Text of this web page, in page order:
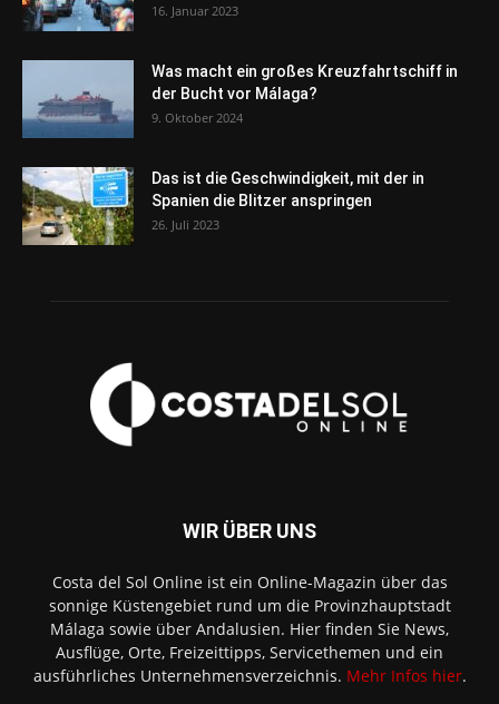
16. Januar 2023
Was macht ein großes Kreuzfahrtschiff in
der Bucht vor Málaga?
9. Oktober 2024
Das ist die Geschwindigkeit, mit der in
Spanien die Blitzer anspringen
26. Juli 2023
WIR ÜBER UNS
Costa del Sol Online ist ein Online-Magazin über das
sonnige Küstengebiet rund um die Provinzhauptstadt
Málaga sowie über Andalusien. Hier finden Sie News,
Ausflüge, Orte, Freizeittipps, Servicethemen und ein
ausführliches Unternehmensverzeichnis. Mehr Infos hier.